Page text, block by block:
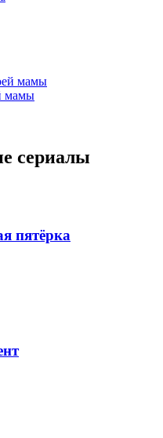
мамы
сериалы
пятёрка